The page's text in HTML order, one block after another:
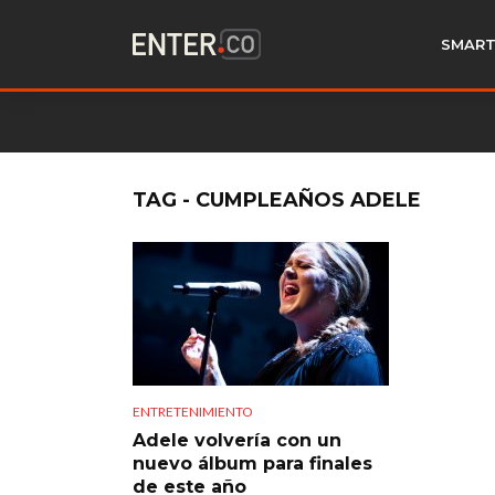
TAG - CUMPLEAÑOS ADELE
ENTRETENIMIENTO
Adele volvería con un
nuevo álbum para finales
de este año